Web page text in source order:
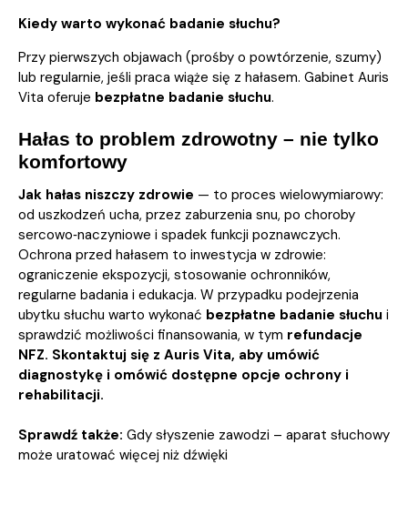
Kiedy warto wykonać badanie słuchu?
Przy pierwszych objawach (prośby o powtórzenie, szumy)
lub regularnie, jeśli praca wiąże się z hałasem. Gabinet Auris
Vita oferuje bezpłatne badanie słuchu.
Hałas to problem zdrowotny – nie tylko
komfortowy
Jak hałas niszczy zdrowie — to proces wielowymiarowy:
od uszkodzeń ucha, przez zaburzenia snu, po choroby
sercowo‑naczyniowe i spadek funkcji poznawczych.
Ochrona przed hałasem to inwestycja w zdrowie:
ograniczenie ekspozycji, stosowanie ochronników,
regularne badania i edukacja. W przypadku podejrzenia
ubytku słuchu warto wykonać bezpłatne badanie słuchu i
sprawdzić możliwości finansowania, w tym refundacje
NFZ. Skontaktuj się z Auris Vita, aby umówić
diagnostykę i omówić dostępne opcje ochrony i
rehabilitacji.
Sprawdź także: Gdy słyszenie zawodzi – aparat słuchowy
może uratować więcej niż dźwięki